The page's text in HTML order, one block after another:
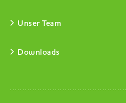
Unser Team
Downloads